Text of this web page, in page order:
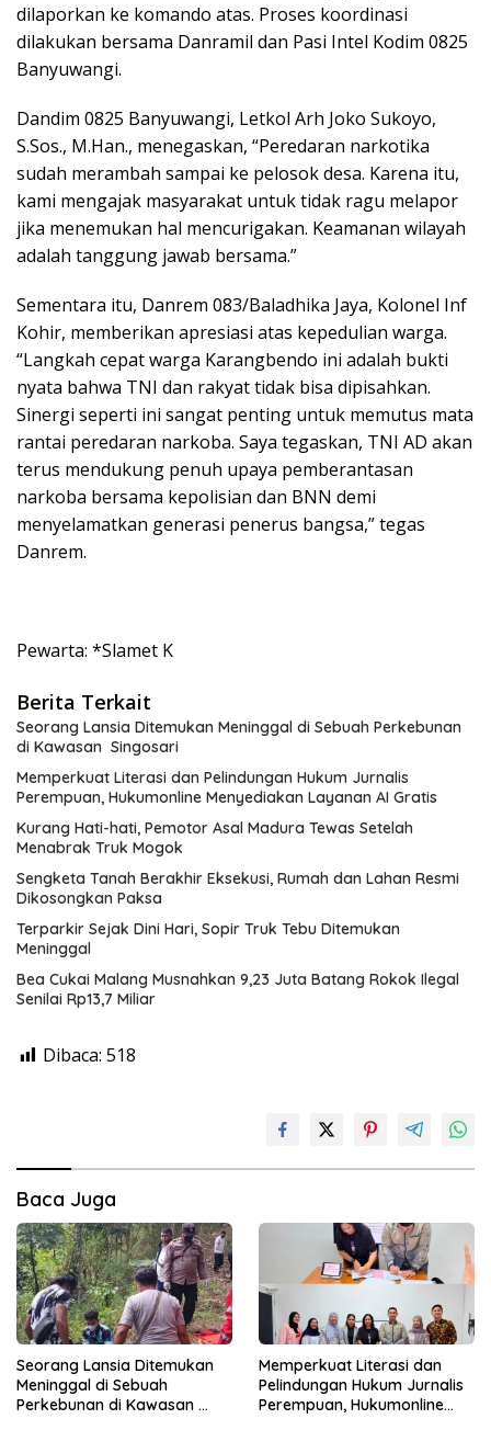
dilaporkan ke komando atas. Proses koordinasi
dilakukan bersama Danramil dan Pasi Intel Kodim 0825
Banyuwangi.
Dandim 0825 Banyuwangi, Letkol Arh Joko Sukoyo,
S.Sos., M.Han., menegaskan, “Peredaran narkotika
sudah merambah sampai ke pelosok desa. Karena itu,
kami mengajak masyarakat untuk tidak ragu melapor
jika menemukan hal mencurigakan. Keamanan wilayah
adalah tanggung jawab bersama.”
Sementara itu, Danrem 083/Baladhika Jaya, Kolonel Inf
Kohir, memberikan apresiasi atas kepedulian warga.
“Langkah cepat warga Karangbendo ini adalah bukti
nyata bahwa TNI dan rakyat tidak bisa dipisahkan.
Sinergi seperti ini sangat penting untuk memutus mata
rantai peredaran narkoba. Saya tegaskan, TNI AD akan
terus mendukung penuh upaya pemberantasan
narkoba bersama kepolisian dan BNN demi
menyelamatkan generasi penerus bangsa,” tegas
Danrem.
Pewarta: *Slamet K
Berita Terkait
Seorang Lansia Ditemukan Meninggal di Sebuah Perkebunan
di Kawasan Singosari
Memperkuat Literasi dan Pelindungan Hukum Jurnalis
Perempuan, Hukumonline Menyediakan Layanan AI Gratis
Kurang Hati-hati, Pemotor Asal Madura Tewas Setelah
Menabrak Truk Mogok
Sengketa Tanah Berakhir Eksekusi, Rumah dan Lahan Resmi
Dikosongkan Paksa
Terparkir Sejak Dini Hari, Sopir Truk Tebu Ditemukan
Meninggal
Bea Cukai Malang Musnahkan 9,23 Juta Batang Rokok Ilegal
Senilai Rp13,7 Miliar
Dibaca: 518
Baca Juga
Seorang Lansia Ditemukan
Meninggal di Sebuah
Perkebunan di Kawasan
Memperkuat Literasi dan
Pelindungan Hukum Jurnalis
Perempuan, Hukumonline